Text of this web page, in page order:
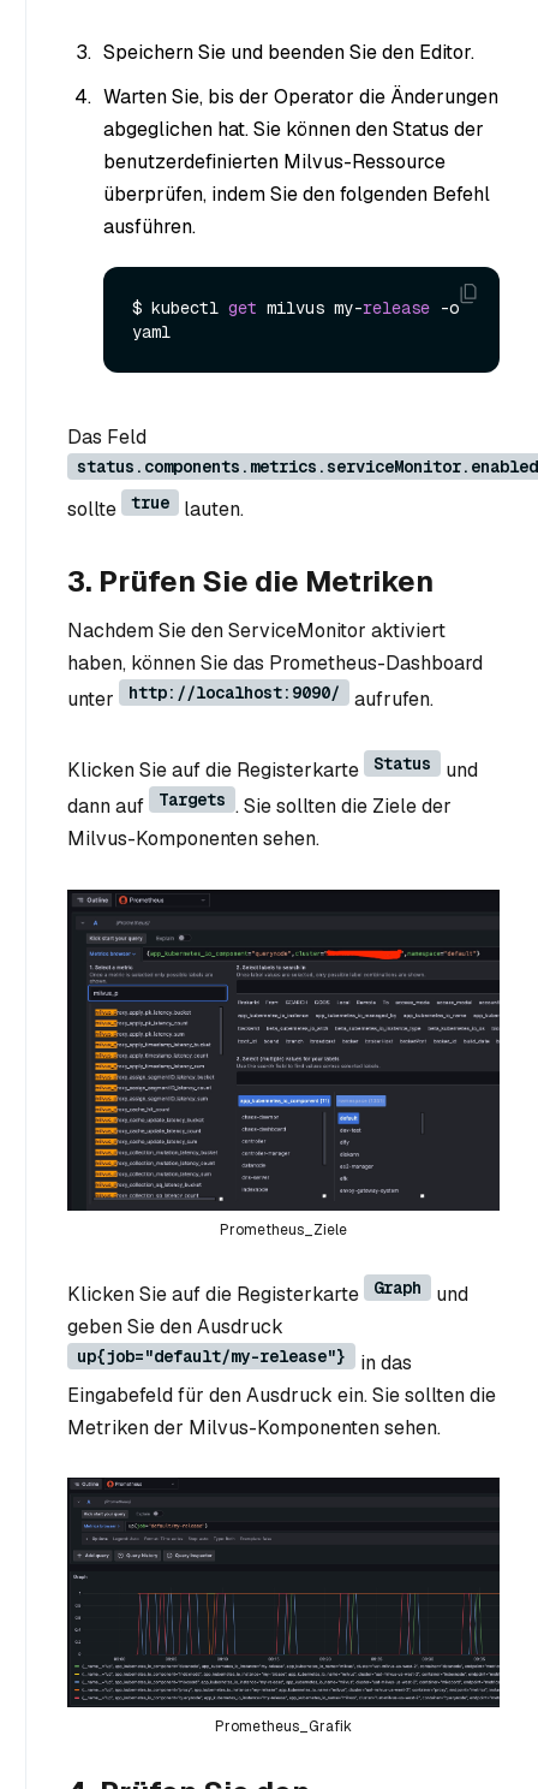
Speichern Sie und beenden Sie den Editor.
Warten Sie, bis der Operator die Änderungen
abgeglichen hat. Sie können den Status der
benutzerdefinierten Milvus-Ressource
überprüfen, indem Sie den folgenden Befehl
ausführen.
$ kubectl get milvus my-release -o
Das Feld
status.components.metrics.serviceMonitor.enabled
sollte true lauten.
3. Prüfen Sie die Metriken
Nachdem Sie den ServiceMonitor aktiviert
haben, können Sie das Prometheus-Dashboard
unter
http://localhost:9090/ aufrufen.
Klicken Sie auf die Registerkarte Status
und
dann auf
Targets . Sie sollten die Ziele der
Milvus-Komponenten sehen.
Prometheus_Ziele
Klicken Sie auf die Registerkarte Graph
und
geben Sie den Ausdruck
up{job="default/my-release"}
in das
Eingabefeld für den Ausdruck ein. Sie sollten die
Metriken der Milvus-Komponenten sehen.
Prometheus_Grafik